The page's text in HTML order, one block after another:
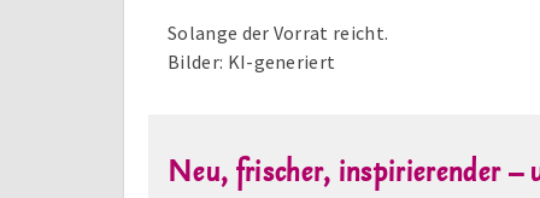
Solange der Vorrat reicht.
Bilder: KI-generiert
Neu, frischer, inspirierender –